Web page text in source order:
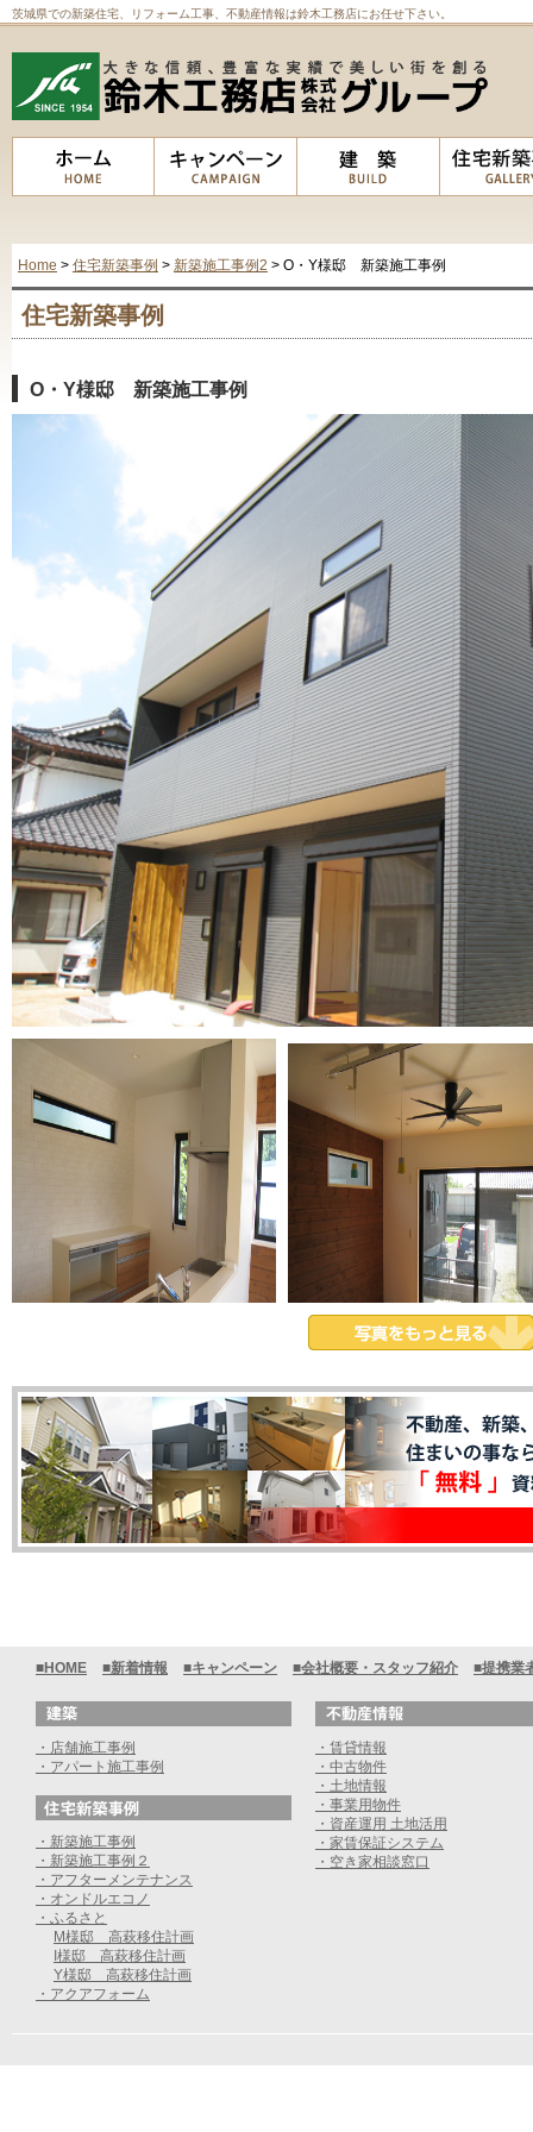
茨城県での新築住宅、リフォーム工事、不動産情報は鈴木工務店にお任せ下さい。
Home > 住宅新築事例 > 新築施工事例2 > O・Y様邸 新築施工事例
住宅新築事例
O・Y様邸 新築施工事例
■HOME ■新着情報 ■キャンペーン ■会社概要・スタッフ紹介 ■提携業
・店舗施工事例
・アパート施工事例
・新築施工事例
・新築施工事例２
・アフターメンテナンス
・オンドルエコノ
・ふるさと
M様邸 高萩移住計画
I様邸 高萩移住計画
Y様邸 高萩移住計画
・アクアフォーム
・賃貸情報
・中古物件
・土地情報
・事業用物件
・資産運用 土地活用
・家賃保証システム
・空き家相談窓口